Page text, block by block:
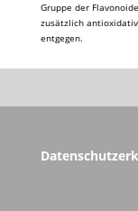
Gruppe der
zusätzlich
entgegen.